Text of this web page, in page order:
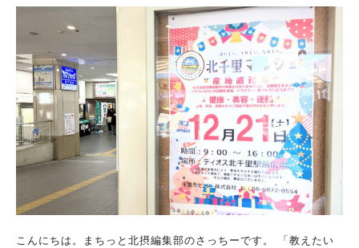
ッフを探すと、おかしのプレゼントがもらえるそうなので、 見
つけたらぜひ声をかけてみてくださいね！（なくなり次第終了）
開催時間は午前11時～午後3時。子ども店長マルシェは午後1時
～午後2時30分。 会場まではJR岸辺駅から徒歩約11分、阪急バ
ス「吹田SST」下車すぐです。 「大人も子どもも楽しめる魅力
的なブースが多数そろっています。 ご家族やご友人をお誘いあ
わせの上、どうぞお気軽にお越しください！」（イベント主催者
より）。 ▼イベントの詳細は「サードクロス」のインスタグラ
ムでチェック！ この投稿をInstagramで見る おとなのサード
プレイス Third Cross サードクロス(@thirdcross_2023)がシ
ェアした投稿
こんにちは。まちっと北摂編集部のさっちーです。 「教えたい